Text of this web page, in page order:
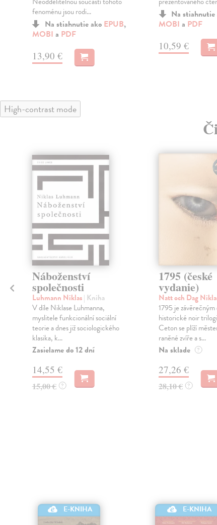
fenoménu jsou rodi...
Na stiahnutie ako EPUB,
MOBI a PDF
13,90 €
Na stiahnutie
MOBI a PDF
10,59 €
High-contrast mode
Náboženství
společnosti
Luhmann Niklas| Kniha
V díle Niklase Luhmanna,
myslitele funkcionální sociální
teorie a dnes již sociologického
klasika, k...
Zasielame do 12 dní
14,55 €
15,00 € ?
1795 (české
vydanie)
Natt och Dag
1795 je
historické noir
Ceton se plíží
raněné zvíře a s...
Na sklade ?
27,26 €
28,10 € ?
E-KNIHA E-KNIHA